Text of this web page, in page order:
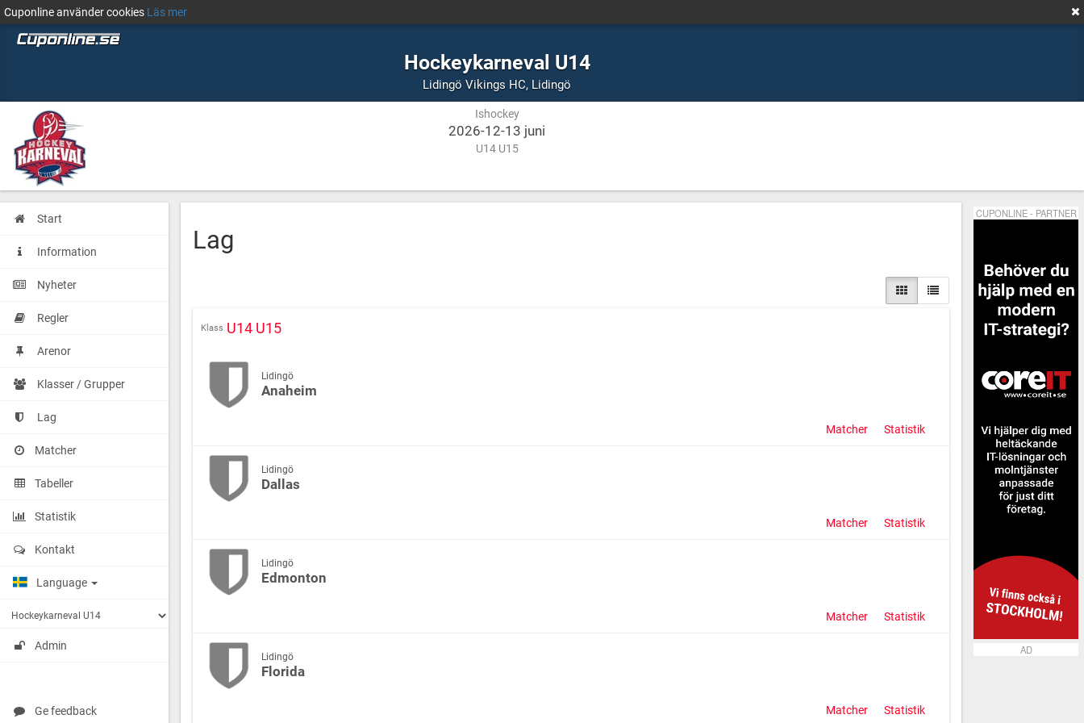
Cuponline använder cookies Läs mer
Hockeykarneval U14
Lidingö Vikings HC, Ishockey
Lidingö
Ishockey
2026-12-13 juni
U14 U15
Start
Information
Nyheter
Regler
Arenor
Klasser / Grupper
Lag
Matcher
Tabeller
Statistik
Kontakt
Language
Admin
Ge feedback
Lag
Klass U14 U15
Lidingö
Anaheim
Matcher Statistik
Lidingö
Dallas
Matcher Statistik
Lidingö
Edmonton
Matcher Statistik
Lidingö
Florida
Matcher Statistik
CUPONLINE - PARTNER
AD